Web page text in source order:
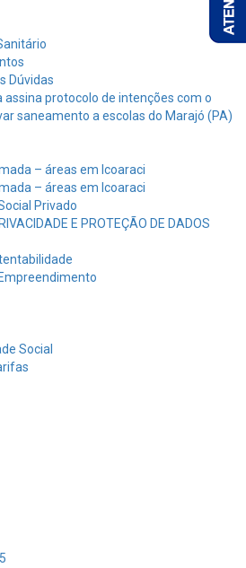
Dúvidas
assina protocolo de intenções com o
saneamento a escolas do Marajó (PA)
– áreas em Icoaraci
– áreas em Icoaraci
Privado
E PROTEÇÃO DE DADOS
Social